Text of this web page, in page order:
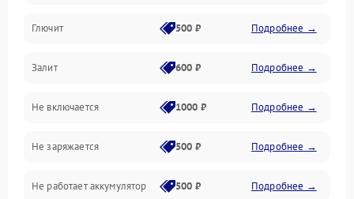
Матрица и оптика
Питание и питание цепей
Проблемы с картами памяти
Объективы
Программные сбои
Глючит 500 ₽ Подробнее →
Залит 600 ₽ Подробнее →
Не включается 1000 ₽ Подробнее →
Не заряжается 500 ₽ Подробнее →
Не работает аккумулятор 500 ₽ Подробнее →